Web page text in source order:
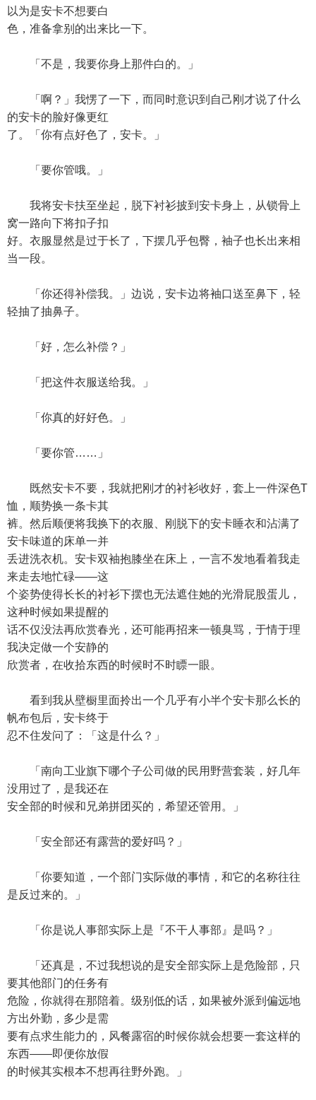
以为是安卡不想要白
色，准备拿别的出来比一下。
「不是，我要你身上那件白的。」
「啊？」我愣了一下，而同时意识到自己刚才说了什么
的安卡的脸好像更红
了。「你有点好色了，安卡。」
「要你管哦。」
我将安卡扶至坐起，脱下衬衫披到安卡身上，从锁骨上
窝一路向下将扣子扣
好。衣服显然是过于长了，下摆几乎包臀，袖子也长出来相
当一段。
「你还得补偿我。」边说，安卡边将袖口送至鼻下，轻
轻抽了抽鼻子。
「好，怎么补偿？」
「把这件衣服送给我。」
「你真的好好色。」
「要你管……」
既然安卡不要，我就把刚才的衬衫收好，套上一件深色T
恤，顺势换一条卡其
裤。然后顺便将我换下的衣服、刚脱下的安卡睡衣和沾满了
安卡味道的床单一并
丢进洗衣机。安卡双袖抱膝坐在床上，一言不发地看着我走
来走去地忙碌——这
个姿势使得长长的衬衫下摆也无法遮住她的光滑屁股蛋儿，
这种时候如果提醒的
话不仅没法再欣赏春光，还可能再招来一顿臭骂，于情于理
我决定做一个安静的
欣赏者，在收拾东西的时候时不时瞟一眼。
看到我从壁橱里面拎出一个几乎有小半个安卡那么长的
帆布包后，安卡终于
忍不住发问了：「这是什么？」
「南向工业旗下哪个子公司做的民用野营套装，好几年
没用过了，是我还在
安全部的时候和兄弟拼团买的，希望还管用。」
「安全部还有露营的爱好吗？」
「你要知道，一个部门实际做的事情，和它的名称往往
是反过来的。」
「你是说人事部实际上是『不干人事部』是吗？」
「还真是，不过我想说的是安全部实际上是危险部，只
要其他部门的任务有
危险，你就得在那陪着。级别低的话，如果被外派到偏远地
方出外勤，多少是需
要有点求生能力的，风餐露宿的时候你就会想要一套这样的
东西——即便你放假
的时候其实根本不想再往野外跑。」